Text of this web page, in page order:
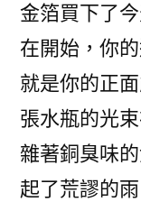
金箔買下了
在開始，你
就是你的正
張水瓶的光
雜著銅臭味
起了荒謬的